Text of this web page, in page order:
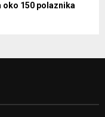
oko 150 polaznika